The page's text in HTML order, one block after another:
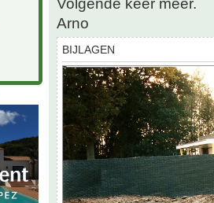
Arno
BIJLAGEN